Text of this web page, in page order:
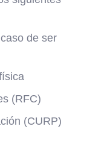
de ser
(RFC)
(CURP)